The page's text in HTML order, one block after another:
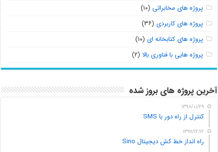
پروژه های مخابراتی (۱۰)
پروژه های کاربردی (۳۶)
پروژه های کتابخانه ای (۱۰)
پروژه هایی با فناوری بالا (۲)
آخرین پروژه های بروز شده
۱۳۹۸/۰۱/۲۹
کنترل از راه دور با SMS
۱۳۹۷/۱۲/۱۲
راه انداز خط کش دیجیتال Sino